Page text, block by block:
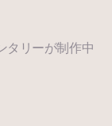
タリーが制作中